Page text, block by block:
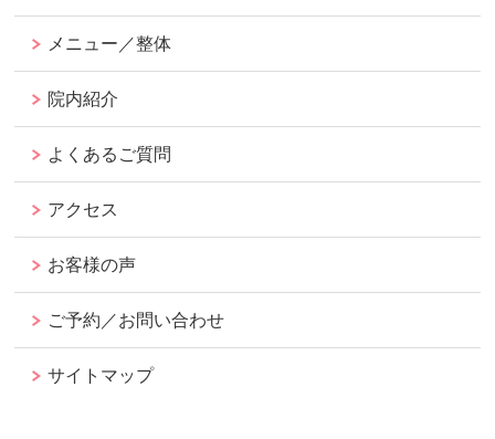
メニュー／整体
院内紹介
よくあるご質問
アクセス
お客様の声
ご予約／お問い合わせ
サイトマップ